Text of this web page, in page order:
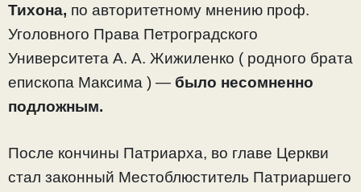
Тихона, по авторитетному мнению проф.
Уголовного Права Петроградского
Университета А. А. Жижиленко ( родного брата
епископа Максима ) — было несомненно
подложным.
После кончины Патриарха, во главе Церкви
стал законный Местоблюститель Патриаршего